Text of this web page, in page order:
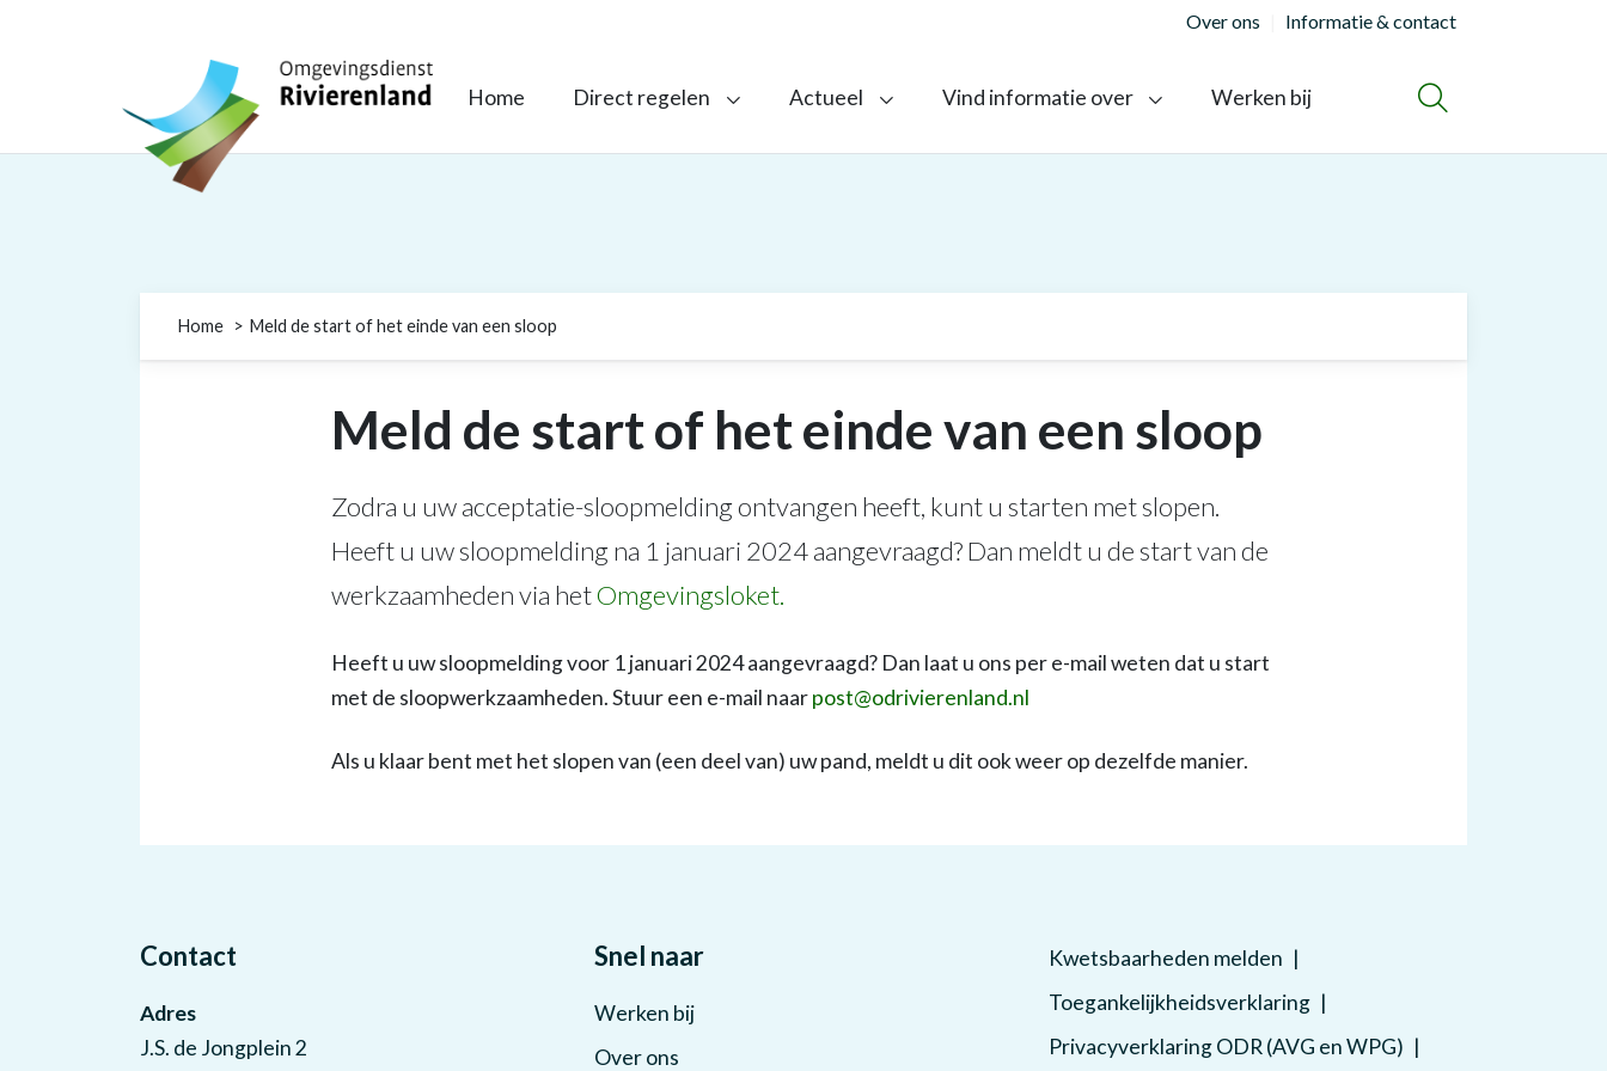
Over ons Informatie & contact
Omgevingsdienst Rivierenland
Home
Direct regelen Actueel Vind informatie over Werken bij ZOEKEN
Home Meld de start of het einde van een sloop
Meld de start of het einde van een sloop
Zodra u uw acceptatie-sloopmelding ontvangen heeft, kunt u starten met slopen.
Heeft u uw sloopmelding na 1 januari 2024 aangevraagd? Dan meldt u de start van de
werkzaamheden via hetOmgevingsloket.
Heeft u uw sloopmelding voor 1 januari 2024 aangevraagd? Dan laat u ons per e-mail weten dat u start
met de sloopwerkzaamheden. Stuur een e-mail naarpost@odrivierenland.nl
Als u klaar bent met het slopen van (een deel van) uw pand, meldt u dit ook weer op dezelfde manier.
Contact
Adres
J.S. de Jongplein 2
Snel naar
Werken bij
Over ons
Kwetsbaarheden melden
Toegankelijkheidsverklaring
Privacyverklaring ODR (AVG en WPG)